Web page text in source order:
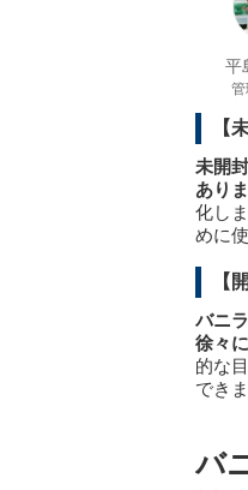
平
【
未開
ありま
化し
めに
【
バニ
徐々
的な
できま
バ